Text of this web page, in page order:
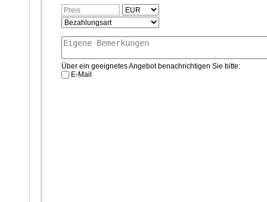
Über ein geeignetes Angebot benachrichtigen Sie bitte:
E-Mail